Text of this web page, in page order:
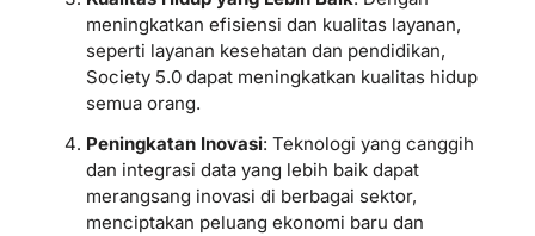
meningkatkan efisiensi dan kualitas layanan,
seperti layanan kesehatan dan pendidikan,
Society 5.0 dapat meningkatkan kualitas hidup
semua orang.
Peningkatan Inovasi: Teknologi yang canggih
dan integrasi data yang lebih baik dapat
merangsang inovasi di berbagai sektor,
menciptakan peluang ekonomi baru dan